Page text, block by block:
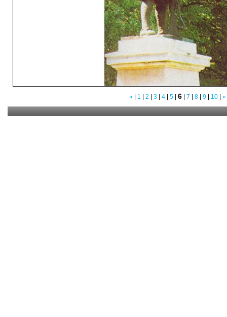
« 1 2 3| 4| 5| 6| 7 8| 9| 10| »